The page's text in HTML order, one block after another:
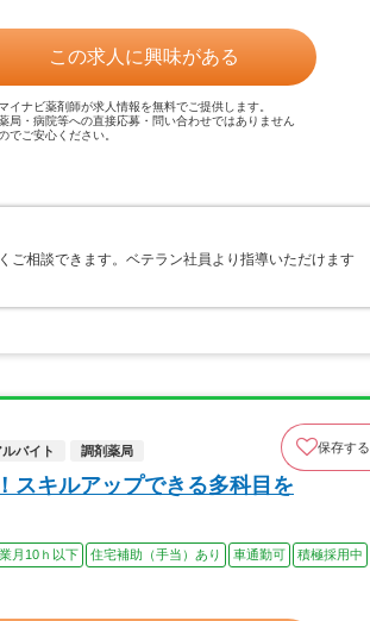
この求人に興味がある
イナビ薬剤師が求人情報を無料でご提供します。
局・病院等への直接応募・問い合わせではありません
でご安心ください。
ご相談できます。ベテラン社員より指導いただけます
バイト 調剤薬局 保存する
スキルアップできる多科目を
月10ｈ以下 住宅補助（手当）あり 車通勤可
積極採用中